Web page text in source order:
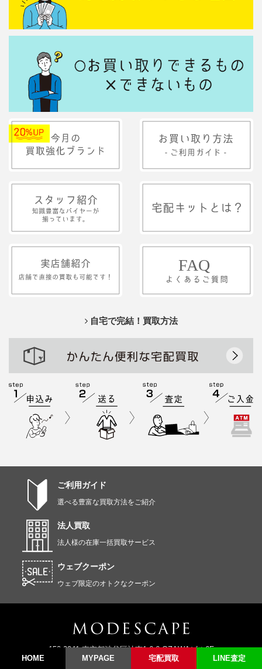
自宅で完結！買取方法
ご利用ガイド
選べる豊富な買取方法をご紹介
法人買取
法人様の在庫一括買取サービス
ウェブクーポン
ウェブ限定のオトクなクーポン
150-0041 東京都渋谷区神南1-6-6 OZAWAビル6F
東京都公安委員会許可 第303310708803号
HOME MYPAGE 宅配買取 LINE査定